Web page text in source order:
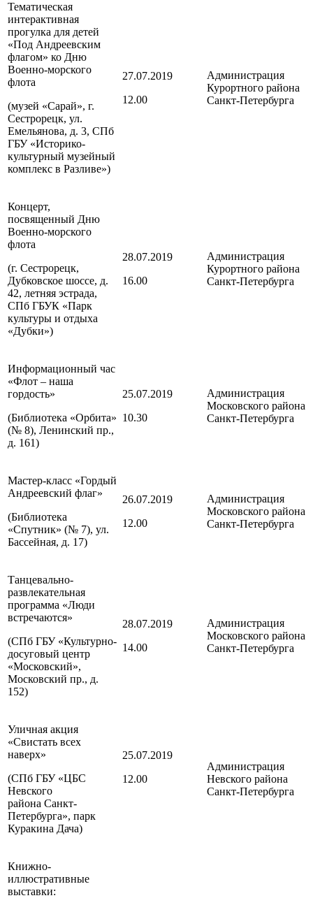
Тематическая
интерактивная
прогулка для детей
«Под Андреевским
флагом» ко Дню
Военно-морского
флота
(музей «Сарай», г.
Сестрорецк, ул.
Емельянова, д. 3, СПб
ГБУ «Историко-
культурный музейный
комплекс в Разливе»)
27.07.2019
12.00
Администрация
Курортного района
Санкт-Петербурга
Концерт,
посвященный Дню
Военно-морского
флота
(г. Сестрорецк,
Дубковское шоссе, д.
42, летняя эстрада,
СПб ГБУК «Парк
культуры и отдыха
«Дубки»)
28.07.2019
16.00
Администрация
Курортного района
Санкт-Петербурга
Информационный час
«Флот – наша
гордость»
(Библиотека «Орбита»
(№ 8), Ленинский пр.,
д. 161)
25.07.2019
10.30
Администрация
Московского района
Санкт-Петербурга
Мастер-класс «Гордый
Андреевский флаг»
(Библиотека
«Спутник» (№ 7), ул.
Бассейная, д. 17)
26.07.2019
12.00
Администрация
Московского района
Санкт-Петербурга
Танцевально-
развлекательная
программа «Люди
встречаются»
(СПб ГБУ «Культурно-
досуговый центр
«Московский»,
Московский пр., д.
152)
28.07.2019
14.00
Администрация
Московского района
Санкт-Петербурга
Уличная акция
«Свистать всех
наверх»
(СПб ГБУ «ЦБС
Невского
района Санкт-
Петербурга», парк
Куракина Дача)
25.07.2019
12.00
Администрация
Невского района
Санкт-Петербурга
Книжно-
иллюстративные
выставки: